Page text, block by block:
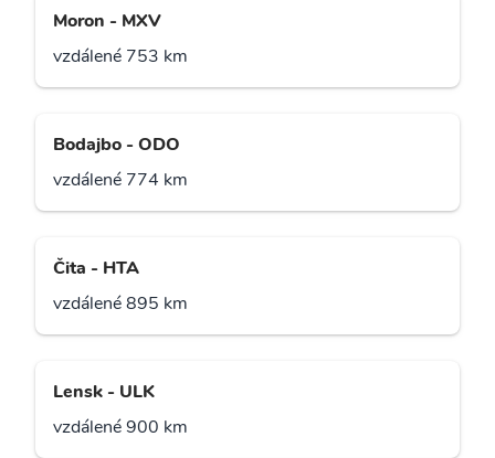
Moron - MXV
vzdálené 753 km
Bodajbo - ODO
vzdálené 774 km
Čita - HTA
vzdálené 895 km
Lensk - ULK
vzdálené 900 km